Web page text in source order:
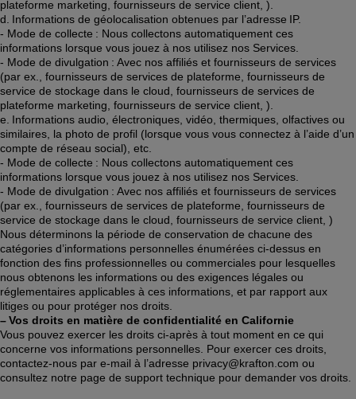
plateforme marketing, fournisseurs de service client, ).
d. Informations de géolocalisation obtenues par l’adresse IP.
- Mode de collecte : Nous collectons automatiquement ces
informations lorsque vous jouez à nos utilisez nos Services.
- Mode de divulgation : Avec nos affiliés et fournisseurs de services
(par ex., fournisseurs de services de plateforme, fournisseurs de
service de stockage dans le cloud, fournisseurs de services de
plateforme marketing, fournisseurs de service client, ).
e. Informations audio, électroniques, vidéo, thermiques, olfactives ou
similaires, la photo de profil (lorsque vous vous connectez à l’aide d’un
compte de réseau social), etc.
- Mode de collecte : Nous collectons automatiquement ces
informations lorsque vous jouez à nos utilisez nos Services.
- Mode de divulgation : Avec nos affiliés et fournisseurs de services
(par ex., fournisseurs de services de plateforme, fournisseurs de
service de stockage dans le cloud, fournisseurs de service client, )
Nous déterminons la période de conservation de chacune des
catégories d’informations personnelles énumérées ci-dessus en
fonction des fins professionnelles ou commerciales pour lesquelles
nous obtenons les informations ou des exigences légales ou
réglementaires applicables à ces informations, et par rapport aux
litiges ou pour protéger nos droits.
– Vos droits en matière de confidentialité en Californie
Vous pouvez exercer les droits ci-après à tout moment en ce qui
concerne vos informations personnelles. Pour exercer ces droits,
contactez-nous par e-mail à l’adresse privacy@krafton.com ou
consultez notre page de support technique pour demander vos droits.